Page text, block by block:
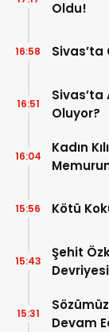
Oldu!
16:58
Oluyor?
16:51
Kadın
16:04
Kötü
15:56
Şehit
15:43
Devam
15:31